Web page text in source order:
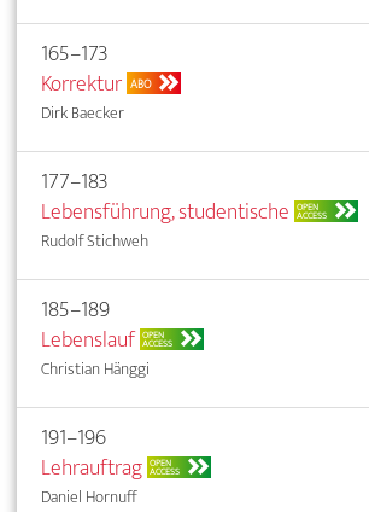
165–173
Korrektur ABO
Dirk Baecker
177–183
Lebensführung, studentische OPEN
ACCESS
Rudolf Stichweh
185–189
Lebenslauf OPEN
ACCESS
Christian Hänggi
191–196
Lehrauftrag OPEN
ACCESS
Daniel Hornuff